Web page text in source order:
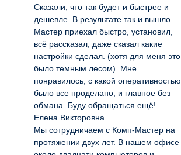
Сказали, что так будет и быстрее и
дешевле. В результате так и вышло.
Мастер приехал быстро, установил,
всё рассказал, даже сказал какие
настройки сделал. (хотя для меня это
было темным лесом). Мне
понравилось, с какой оперативностью
было все проделано, и главное без
обмана. Буду обращаться ещё!
Елена Викторовна
Мы сотрудничаем с Комп-Мастер на
протяжении двух лет. В нашем офисе